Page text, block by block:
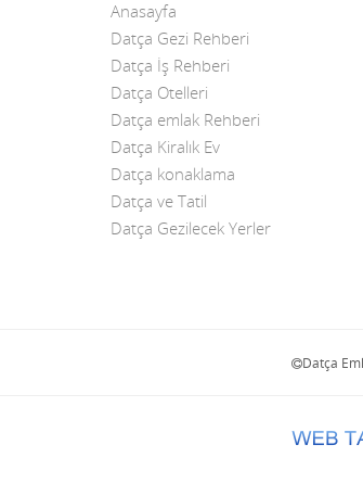
Anasayfa
Datça Gezi Rehberi
Datça İş Rehberi
Datça Otelleri
Datça emlak Rehberi
Datça Kiralık Ev
Datça konaklama
Datça ve Tatil
Datça Gezilecek Yerler
Datça